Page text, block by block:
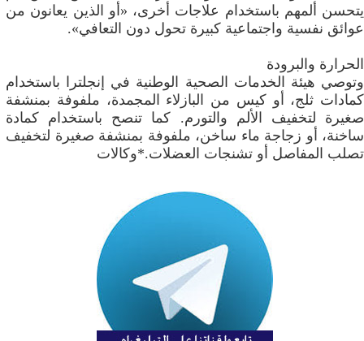
يتحسن ألمهم باستخدام علاجات أخرى، «أو الذين يعانون من
عوائق نفسية واجتماعية كبيرة تحول دون التعافي».
الحرارة والبرودة
وتوصي هيئة الخدمات الصحية الوطنية في إنجلترا باستخدام
كمادات ثلج، أو كيس من البازلاء المجمدة، ملفوفة بمنشفة
صغيرة لتخفيف الألم والتورم. كما تنصح باستخدام كمادة
ساخنة، أو زجاجة ماء ساخن، ملفوفة بمنشفة صغيرة لتخفيف
تصلب المفاصل أو تشنجات العضلات.*وكالات